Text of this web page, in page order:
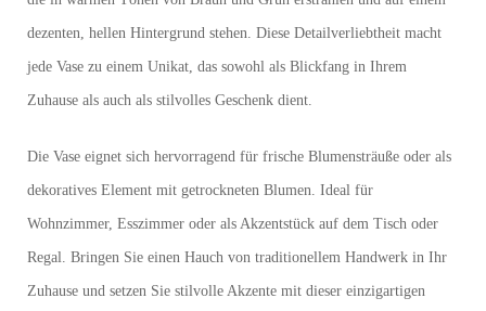
dezenten, hellen Hintergrund stehen. Diese Detailverliebtheit macht
jede Vase zu einem Unikat, das sowohl als Blickfang in Ihrem
Zuhause als auch als stilvolles Geschenk dient.
Die Vase eignet sich hervorragend für frische Blumensträuße oder als
dekoratives Element mit getrockneten Blumen. Ideal für
Wohnzimmer, Esszimmer oder als Akzentstück auf dem Tisch oder
Regal. Bringen Sie einen Hauch von traditionellem Handwerk in Ihr
Zuhause und setzen Sie stilvolle Akzente mit dieser einzigartigen